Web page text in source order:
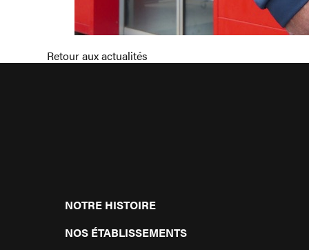
Retour aux actualités
NOTRE HISTOIRE
NOS ÉTABLISSEMENTS